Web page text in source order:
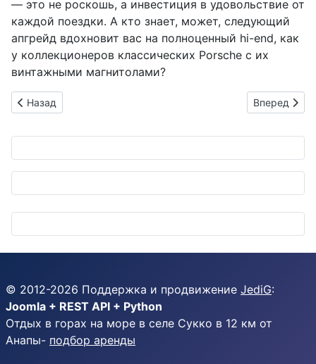
— это не роскошь, а инвестиция в удовольствие от
каждой поездки. А кто знает, может, следующий
апгрейд вдохновит вас на полноценный hi-end, как
у коллекционеров классических Porsche с их
винтажными магнитолами?
Предыдущий: Marelli ускоряет будущее гонок:
Назад Следующий:
Вперед
© 2012-2026 Поддержка и продвижение JediG:
Joomla + REST API + Python
Отдых в горах на море в селе Сукко в 12 км от
Анапы- подбор аренды